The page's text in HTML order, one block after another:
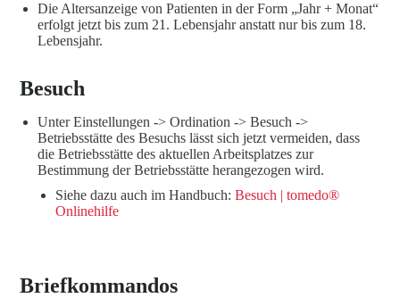
Die Altersanzeige von Patienten in der Form „Jahr + Monat“
erfolgt jetzt bis zum 21. Lebensjahr anstatt nur bis zum 18.
Lebensjahr.
Besuch
Unter Einstellungen -> Ordination -> Besuch ->
Betriebsstätte des Besuchs lässt sich jetzt vermeiden, dass
die Betriebsstätte des aktuellen Arbeitsplatzes zur
Bestimmung der Betriebsstätte herangezogen wird.
Siehe dazu auch im Handbuch: Besuch | tomedo®
Onlinehilfe
Briefkommandos